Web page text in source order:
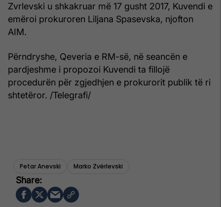
Zvrlevski u shkakruar më 17 gusht 2017, Kuvendi e
emëroi prokuroren Liljana Spasevska, njofton
AIM.
Përndryshe, Qeveria e RM-së, në seancën e
pardjeshme i propozoi Kuvendi ta fillojë
procedurën për zgjedhjen e prokurorit publik të ri
shtetëror. /Telegrafi/
Petar Anevski Marko Zvërlevski